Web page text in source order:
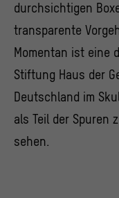
durchsichtigen
transparente
Momentan ist eine
Stiftung Haus der
Deutschland im
als Teil der Spuren
sehen.